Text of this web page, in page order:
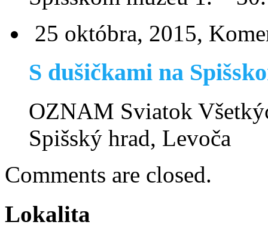
25 októbra, 2015,
S dušičkami na
OZNAM Sviatok
Spišský hrad, Levoča
Comments are closed.
Lokalita